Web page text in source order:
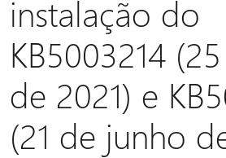
instalação do
KB5003214
de 2021) e
(21 de junho